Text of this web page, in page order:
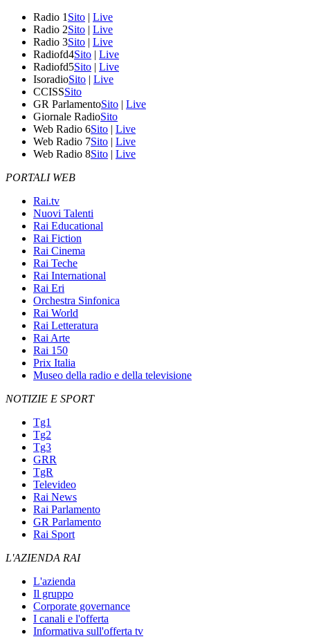
Radio 1 Sito | Live
Radio 2Sito | Live
Radio 3Sito | Live
Radiofd4Sito | Live
Radiofd5Sito | Live
IsoradioSito | Live
CCISSSito
GR ParlamentoSito | Live
Giornale RadioSito
Web Radio 6Sito | Live
Web Radio 7Sito | Live
Web Radio 8Sito | Live
PORTALI WEB
Rai.tv
Nuovi Talenti
Rai Educational
Rai Fiction
Rai Cinema
Rai Teche
Rai International
Rai Eri
Orchestra Sinfonica
Rai World
Rai Letteratura
Rai Arte
Rai 150
Prix Italia
Museo della radio e della televisione
NOTIZIE E SPORT
Tg1
Tg2
Tg3
GRR
TgR
Televideo
Rai News
Rai Parlamento
GR Parlamento
Rai Sport
L'AZIENDA RAI
L'azienda
Il gruppo
Corporate governance
I canali e l'offerta
Informativa sull'offerta tv